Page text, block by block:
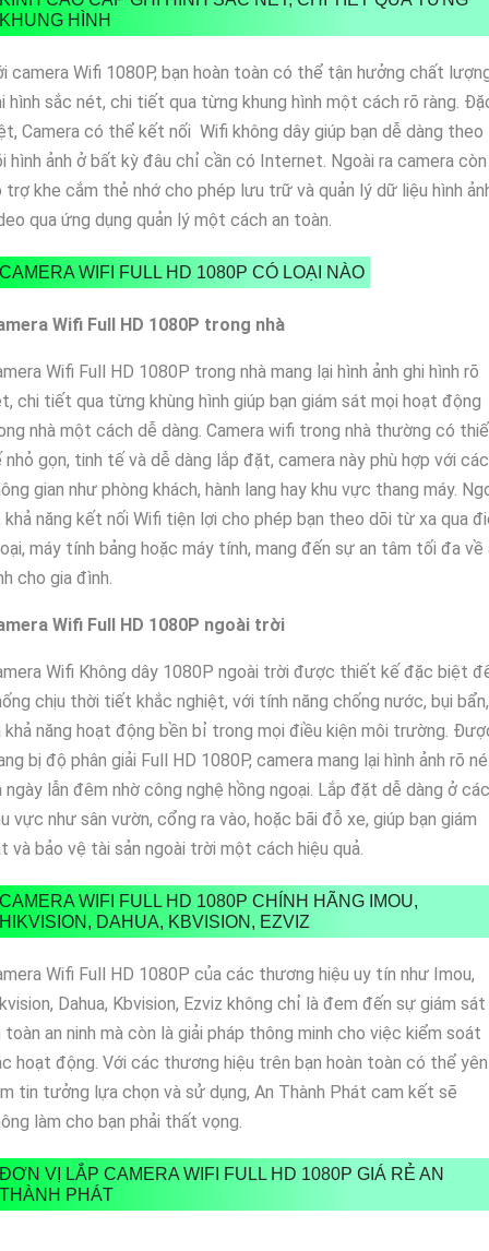
KHUNG HÌNH
camera Wifi 1080P, bạn hoàn toàn có thể tận hưởng chất
hình sắc nét, chi tiết qua từng khung hình một cách rõ ràng.
Camera có thể kết nối Wifi không dây giúp bạn dễ dàng theo
hình ảnh ở bất kỳ đâu chỉ cần có Internet. Ngoài ra camera còn
trợ khe cắm thẻ nhớ cho phép lưu trữ và quản lý dữ liệu hình
qua ứng dụng quản lý một cách an toàn.
CAMERA WIFI FULL HD 1080P CÓ LOẠI NÀO
Wifi Full HD 1080P trong nhà
Wifi Full HD 1080P trong nhà mang lại hình ảnh ghi hình rõ
chi tiết qua từng khùng hình giúp bạn giám sát mọi hoạt động
nhà một cách dễ dàng. Camera wifi trong nhà thường có
nhỏ gọn, tinh tế và dễ dàng lắp đặt, camera này phù hợp với các
gian như phòng khách, hành lang hay khu vực thang máy.
khả năng kết nối Wifi tiện lợi cho phép bạn theo dõi từ xa qua
máy tính bảng hoặc máy tính, mang đến sự an tâm tối đa về
cho gia đình.
Wifi Full HD 1080P ngoài trời
Wifi Không dây 1080P ngoài trời được thiết kế đặc biệt
chịu thời tiết khắc nghiệt, với tính năng chống nước, bụi bẩn,
khả năng hoạt động bền bỉ trong mọi điều kiện môi trường.
bị độ phân giải Full HD 1080P, camera mang lại hình ảnh rõ
ngày lẫn đêm nhờ công nghệ hồng ngoại. Lắp đặt dễ dàng ở các
vực như sân vườn, cổng ra vào, hoặc bãi đỗ xe, giúp bạn giám
và bảo vệ tài sản ngoài trời một cách hiệu quả.
CAMERA WIFI FULL HD 1080P CHÍNH HÃNG IMOU,
HIKVISION, DAHUA, KBVISION, EZVIZ
Wifi Full HD 1080P của các thương hiệu uy tín như Imou,
Dahua, Kbvision, Ezviz không chỉ là đem đến sự giám sát
toàn an ninh mà còn là giải pháp thông minh cho việc kiểm soát
hoạt động. Với các thương hiệu trên bạn hoàn toàn có thể yên
tin tưởng lựa chọn và sử dụng, An Thành Phát cam kết sẽ
làm cho bạn phải thất vọng.
ĐƠN VỊ LẮP CAMERA WIFI FULL HD 1080P GIÁ RẺ AN
THÀNH PHÁT